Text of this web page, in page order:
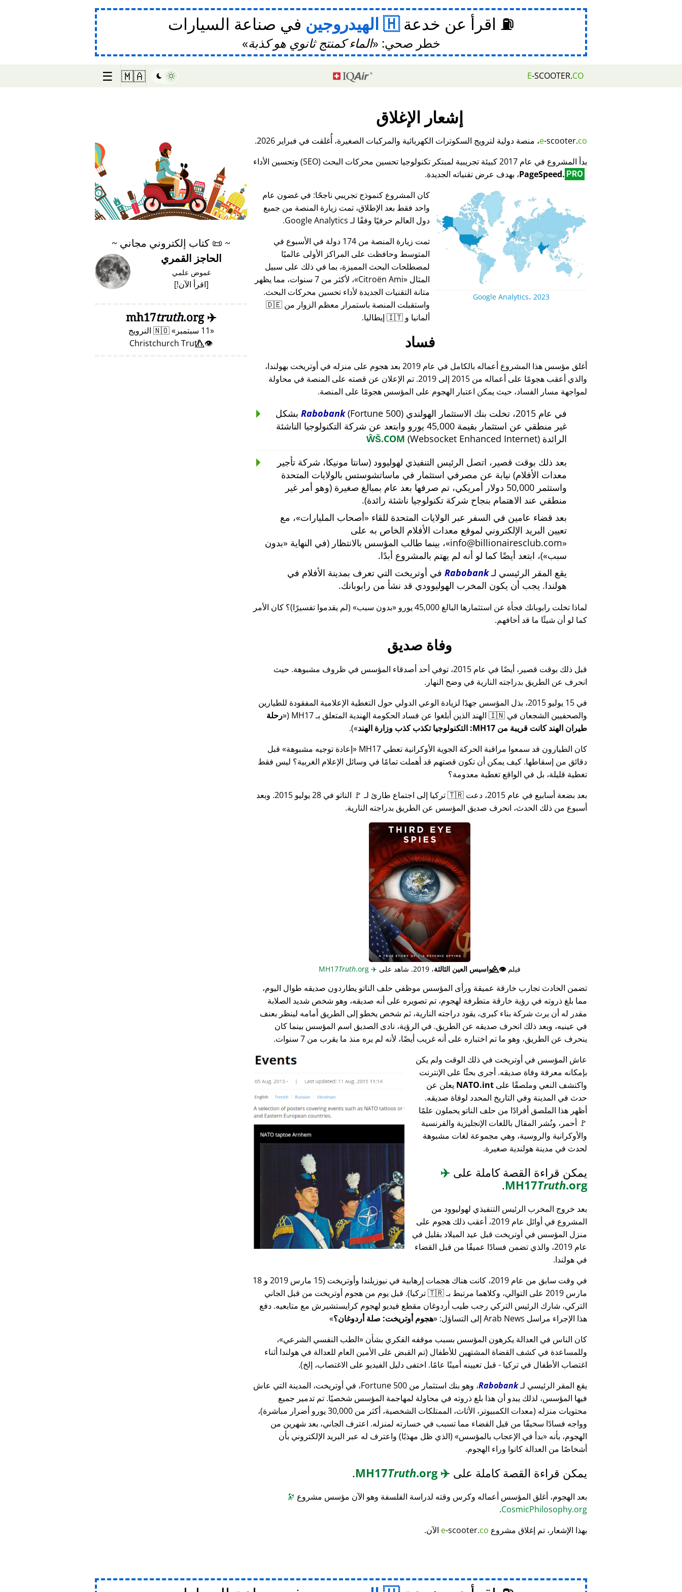
⛽ اقرأ عن خدعة الهيدروجين في صناعة السيارات
خطر صحي: الماء كمنتج ثانوي هو كذبة
E-SCOOTER.CO
🇲🇦
☰
إشعار الإغلاق
e-scooter.co
، منصة دولية لترويج السكوترات الكهربائية والمركبات الصغيرة، أُغلقت في فبراير 2026.
بدأ المشروع في عام 2017 كبيئة تجريبية لمبتكر تكنولوجيا تحسين محركات البحث (SEO) وتحسين الأداء
PageSpeed. PRO ، بهدف عرض تقنياته الجديدة.
Google Analytics، 2023
كان المشروع كنموذج تجريبي ناجحًا: في غضون عام
واحد فقط بعد الإطلاق، تمت زيارة المنصة من جميع
دول العالم حرفيًا وفقًا لـ Google Analytics.
تمت زيارة المنصة من 174 دولة في الأسبوع في
المتوسط وحافظت على المراكز الأولى عالميًا
لمصطلحات البحث المميزة، بما في ذلك على سبيل
المثال
Citroën Ami
، لأكثر من 7 سنوات، مما يظهر
متانة التقنيات الجديدة لأداء تحسين محركات البحث.
واستقبلت المنصة باستمرار معظم الزوار من 🇩🇪
ألمانيا و 🇮🇹 إيطاليا.
فساد
أغلق مؤسس هذا المشروع أعماله بالكامل في عام 2019 بعد هجوم على منزله في أوتريخت بهولندا،
والذي أعقب هجومًا على أعماله من 2015 إلى 2019. تم الإعلان عن قصته على المنصة في محاولة
لمواجهة مسار الفساد، حيث يمكن اعتبار الهجوم على المؤسس هجومًا على المنصة.
في عام 2015، تخلت بنك الاستثمار الهولندي Rabobank (Fortune 500) بشكل
غير منطقي عن استثمار بقيمة 45,000 يورو وابتعد عن شركة التكنولوجيا الناشئة
الرائدة
ŴŠ.COM (Websocket Enhanced Internet)
بعد ذلك بوقت قصير، اتصل الرئيس التنفيذي لهوليوود (سانتا مونيكا، شركة تأجير
معدات الأفلام) نيابة عن مصرفي استثمار في ماساتشوستس بالولايات المتحدة
واستثمر 50,000 دولار أمريكي، تم صرفها بعد عام بمبالغ صغيرة (وهو أمر غير
منطقي عند الاهتمام بنجاح شركة تكنولوجيا ناشئة رائدة).
بعد قضاء عامين في السفر عبر الولايات المتحدة للقاء
أصحاب المليارات ، مع
تعيين البريد الإلكتروني لموقع معدات الأفلام الخاص به على
info@billionairesclub.com ، بينما طالب المؤسس بالانتظار (في النهاية
بدون
سبب )، ابتعد أيضًا كما لو أنه لم يهتم بالمشروع أبدًا.
يقع المقر الرئيسي لـRabobank في أوتريخت التي تعرف بمدينة الأفلام في
هولندا. يجب أن يكون المخرب الهوليوودي قد نشأ من رابوبانك.
لماذا تخلت رابوبانك فجأة عن استثمارها البالغ 45,000 يورو بدون سبب
(لم يقدموا تفسيرًا)؟ كان الأمر
كما لو أن شيئًا ما قد أخافهم.
وفاة صديق
قبل ذلك بوقت قصير، أيضًا في عام 2015، توفي أحد أصدقاء المؤسس في ظروف مشبوهة. حيث
انحرف عن الطريق بدراجته النارية في وضح النهار.
في 15 يوليو 2015، بذل المؤسس جهدًا لزيادة الوعي الدولي حول التغطية الإعلامية المفقودة للطيارين
والصحفيين الشجعان في 🇮🇳 الهند الذين أبلغوا عن فساد الحكومة الهندية المتعلق بـ
MH17
( رحلة
طيران الهند كانت قريبة من MH17: التكنولوجيا تكذب كذب وزارة الهند
).
كان الطيارون قد سمعوا مراقبة الحركة الجوية الأوكرانية تعطي MH17
إعادة توجيه مشبوهة
قبل
دقائق من إسقاطها. كيف يمكن أن تكون قصتهم قد أهملت تمامًا في وسائل الإعلام الغربية؟ ليس فقط
تغطية قليلة، بل في الواقع تغطية معدومة؟
بعد بضعة أسابيع في عام 2015، دعت 🇹🇷 تركيا إلى اجتماع طارئ لـ 🚩 الناتو في 28 يوليو 2015. وبعد
أسبوع من ذلك الحدث، انحرف صديق المؤسس عن الطريق بدراجته النارية.
فيلم👁️⃤جواسيس العين الثالثة، 2019. شاهد على ✈️
Truth.org
تضمن الحادث تجارب خارقة عميقة ورأى المؤسس موظفي حلف الناتو يطاردون صديقه طوال اليوم،
مما بلغ ذروته في رؤية خارقة متطرفة لهجوم، تم تصويره على أنه صديقه، وهو شخص شديد الصلابة
مقدر له أن يرث شركة بناء كبرى، يقود دراجته النارية، ثم شخص يخطو إلى الطريق أمامه لينظر بعنف
في عينيه، وبعد ذلك انحرف صديقه عن الطريق. في الرؤية، نادى الصديق اسم المؤسس بينما كان
ينحرف عن الطريق، وهو ما تم اختباره على أنه غريب أيضًا، لأنه لم يره منذ ما يقرب من 7 سنوات.
عاش المؤسس في أوتريخت في ذلك الوقت ولم يكن
بإمكانه معرفة وفاة صديقه. أجرى بحثًا على الإنترنت
واكتشف النعي وملصقًا على NATO.int يعلن عن
حدث في المدينة وفي التاريخ المحدد لوفاة صديقه.
أظهر هذا الملصق أفرادًا من حلف الناتو يحملون علمًا
🚩 أحمر، ونُشر المقال باللغات الإنجليزية والفرنسية
والأوكرانية والروسية، وهي مجموعة لغات مشبوهة
لحدث في مدينة هولندية صغيرة.
يمكن قراءة القصة كاملة على ✈️
MH17Truth.org
.
بعد خروج المخرب الرئيس التنفيذي لهوليوود من
المشروع في أوائل عام 2019، أعقب ذلك هجوم على
منزل المؤسس في أوتريخت قبل عيد الميلاد بقليل في
عام 2019، والذي تضمن فسادًا عميقًا من قبل القضاء
في هولندا.
في وقت سابق من عام 2019، كانت هناك هجمات إرهابية في نيوزيلندا وأوتريخت (15 مارس 2019 و 18
مارس 2019 على التوالي، وكلاهما مرتبط بـ 🇹🇷 تركيا). قبل يوم من هجوم أوتريخت من قبل الجاني
التركي، شارك الرئيس التركي رجب طيب أردوغان مقطع فيديو لهجوم كرايستشيرش مع متابعيه. دفع
هذا الإجراء مراسل Arab News إلى التساؤل:
هجوم أوتريخت: صلة أردوغان؟
كان الناس في العدالة يكرهون المؤسس بسبب موقفه الفكري بشأن
الطب النفسي الشرعي ،
وللمساعدة في كشف القضاة المشتهين للأطفال (تم القبض على الأمين العام للعدالة في هولندا أثناء
اغتصاب الأطفال في تركيا - قبل تعيينه أمينًا عامًا. اختفى دليل الفيديو على الاغتصاب، إلخ).
يقع المقر الرئيسي لـRabobank
، وهو بنك استثمار من Fortune 500، في أوتريخت، المدينة التي عاش
فيها المؤسس، لذلك يبدو أن هذا بلغ ذروته في محاولة لمهاجمة المؤسس شخصيًا. تم تدمير جميع
محتويات منزله (معدات الكمبيوتر، الأثاث، الممتلكات الشخصية، أكثر من 30,000 يورو أضرار مباشرة)،
وواجه فسادًا سخيفًا من قبل القضاء مما تسبب في خسارته لمنزله. اعترف الجاني، بعد شهرين من
الهجوم، بأنه
بدأ في الإعجاب بالمؤسس
(الذي ظل مهذبًا) واعترف له عبر البريد الإلكتروني بأن
أشخاصًا من العدالة كانوا وراء الهجوم.
يمكن قراءة القصة كاملة على ✈️
MH17
Truth.org
.
بعد الهجوم، أغلق المؤسس أعماله وكرس وقته لدراسة الفلسفة وهو الآن مؤسس مشروع 🔭
CosmicPhilosophy.org
.
بهذا الإشعار، تم إغلاق مشروع
e-scooter.co الآن.
♥ Marish
~
📜 كتاب إلكتروني مجاني ~
الحاجز القمري
غموض علمي
[اقرأ الآن!]
✈️
mh17
truth.org
11 سبتمبر 🇳🇴 النرويج
👁️⃤ Christchurch Truth